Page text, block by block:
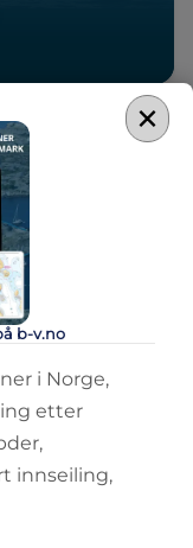
×
b-v.no
i Norge,
etter
innseiling,